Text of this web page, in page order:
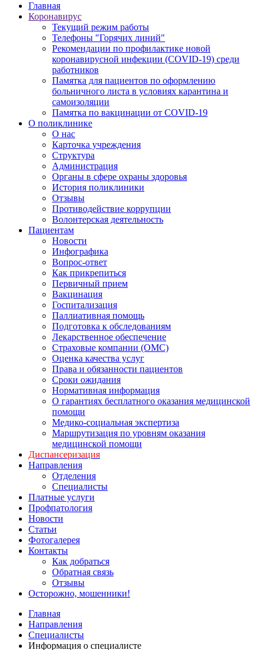
Главная
Коронавирус
Текущий режим работы
Телефоны "Горячих линий"
Рекомендации по профилактике новой
коронавирусной инфекции (COVID-19) среди
работников
Памятка для пациентов по оформлению
больничного листа в условиях карантина и
самоизоляции
Памятка по вакцинации от COVID-19
О поликлинике
О нас
Карточка учреждения
Структура
Администрация
Органы в сфере охраны здоровья
История поликлиники
Отзывы
Противодействие коррупции
Волонтерская деятельность
Пациентам
Новости
Инфографика
Вопрос-ответ
Как прикрепиться
Первичный прием
Вакцинация
Госпитализация
Паллиативная помощь
Подготовка к обследованиям
Лекарственное обеспечение
Страховые компании (ОМС)
Оценка качества услуг
Права и обязанности пациентов
Сроки ожидания
Нормативная информация
О гарантиях бесплатного оказания медицинской
помощи
Медико-социальная экспертиза
Маршрутизация по уровням оказания
медицинской помощи
Диспансеризация
Направления
Отделения
Специалисты
Платные услуги
Профпатология
Новости
Статьи
Фотогалерея
Контакты
Как добраться
Обратная связь
Отзывы
Осторожно, мошенники!
Главная
Направления
Специалисты
Информация о специалисте